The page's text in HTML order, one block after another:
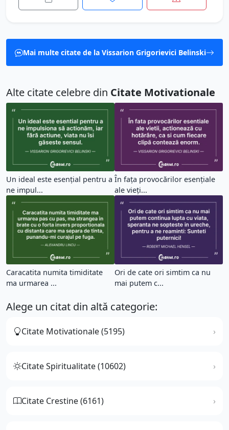
Mai multe citate de la Vissarion Grigorievici Belinski
Alte citate celebre din Citate Motivationale
Un ideal este esențial pentru a
ne impul...
În fața provocărilor esențiale
ale vieți...
Caracatita numita timiditate
ma urmarea ...
Ori de cate ori simtim ca nu
mai putem c...
Alege un citat din altă categorie:
Citate Motivationale (5195)
Citate Spiritualitate (10602)
Citate Crestine (6161)